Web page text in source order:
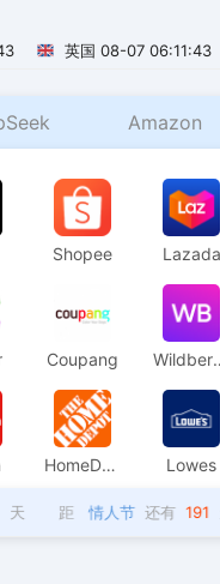
英国08-07 06:11:44
Amazon
Shopee Lazada
Coupang
HomeDepot Lowes
距 情人节 还有 191 天